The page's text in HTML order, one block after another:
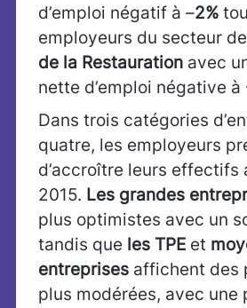
d’emploi négatif à –2%
employeurs du secteur de
de la Restauration avec
nette d’emploi négative à
Dans trois catégories
quatre, les employeurs
d’accroître leurs effectifs
2015. Les grandes
plus optimistes avec un
tandis que les TPE et
entreprises affichent des
plus modérées, avec une